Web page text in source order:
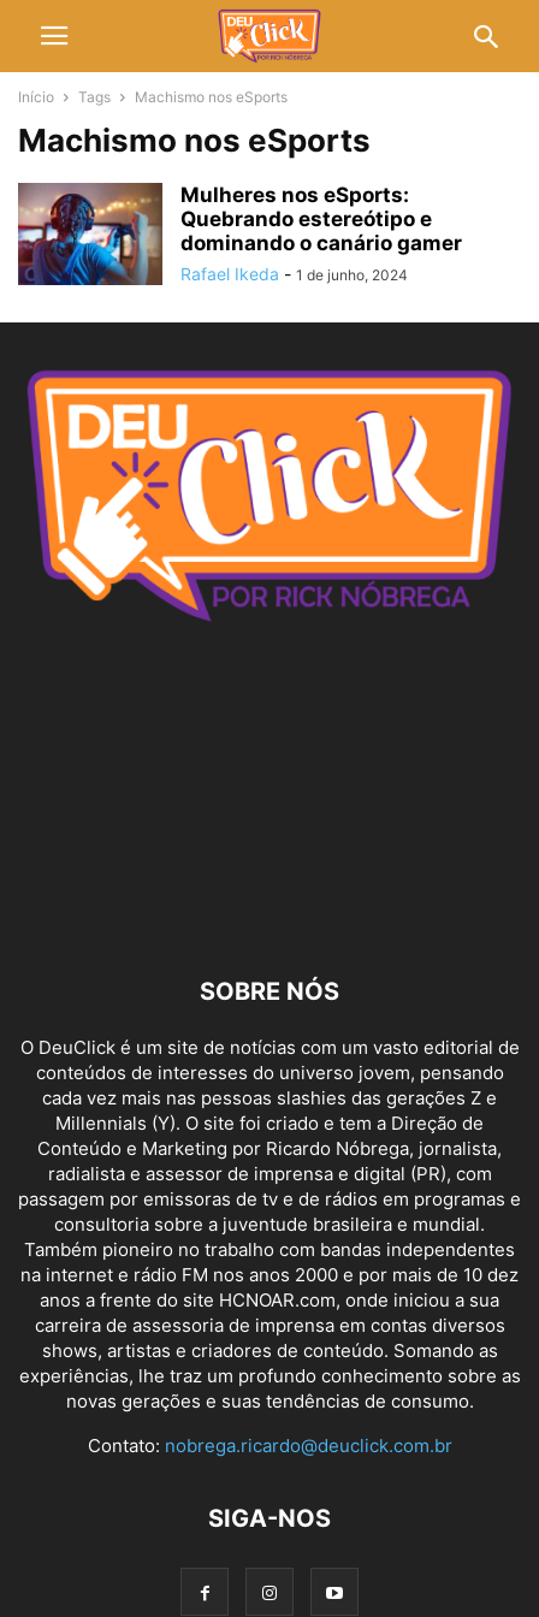
Início Tags Machismo nos eSports
Machismo nos eSports
Mulheres nos eSports:
Quebrando estereótipo e
dominando o canário gamer
Rafael Ikeda - 1 de junho, 2024
SOBRE NÓS
O DeuClick é um site de notícias com um vasto editorial de
conteúdos de interesses do universo jovem, pensando
cada vez mais nas pessoas slashies das gerações Z e
Millennials (Y). O site foi criado e tem a Direção de
Conteúdo e Marketing por Ricardo Nóbrega, jornalista,
radialista e assessor de imprensa e digital (PR), com
passagem por emissoras de tv e de rádios em programas e
consultoria sobre a juventude brasileira e mundial.
Também pioneiro no trabalho com bandas independentes
na internet e rádio FM nos anos 2000 e por mais de 10 dez
anos a frente do site HCNOAR.com, onde iniciou a sua
carreira de assessoria de imprensa em contas diversos
shows, artistas e criadores de conteúdo. Somando as
experiências, lhe traz um profundo conhecimento sobre as
novas gerações e suas tendências de consumo.
Contato: nobrega.ricardo@deuclick.com.br
SIGA-NOS